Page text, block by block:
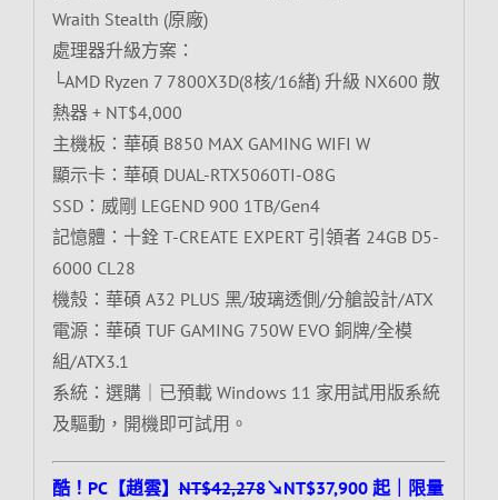
Wraith Stealth (原廠)
處理器升級方案：
└AMD Ryzen 7 7800X3D(8核/16緒) 升級 NX600 散
熱器 + NT$4,000
主機板：華碩 B850 MAX GAMING WIFI W
顯示卡：華碩 DUAL-RTX5060TI-O8G
SSD：威剛 LEGEND 900 1TB/Gen4
記憶體：十銓 T-CREATE EXPERT 引領者 24GB D5-
6000 CL28
機殼：華碩 A32 PLUS 黑/玻璃透側/分艙設計/ATX
電源：華碩 TUF GAMING 750W EVO 銅牌/全模
組/ATX3.1
系統：選購｜已預載 Windows 11 家用試用版系統
及驅動，開機即可試用。
酷！PC【趙雲】NT$42,278↘NT$37,900 起｜限量